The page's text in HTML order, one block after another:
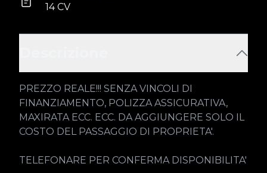
14 CV
PREZZO REALE!!! SENZA VINCOLI DI
FINANZIAMENTO, POLIZZA ASSICURATIVA,
MAXIRATA ECC. ECC. DA AGGIUNGERE SOLO IL
COSTO DEL PASSAGGIO DI PROPRIETA'.
TELEFONARE PER CONFERMA DISPONIBILITA'